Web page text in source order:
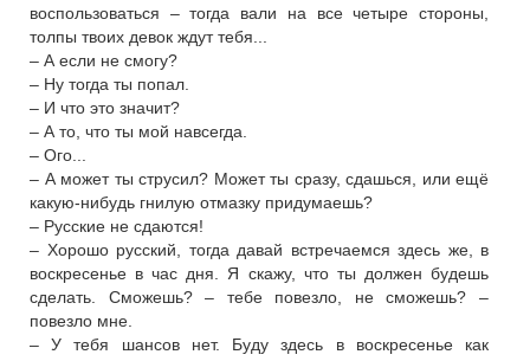
воспользоваться – тогда вали на все четыре стороны,
толпы твоих девок ждут тебя...
– А если не смогу?
– Ну тогда ты попал.
– И что это значит?
– А то, что ты мой навсегда.
– Ого...
– А может ты струсил? Может ты сразу, сдашься, или ещё
какую-нибудь гнилую отмазку придумаешь?
– Русские не сдаются!
– Хорошо русский, тогда давай встречаемся здесь же, в
воскресенье в час дня. Я скажу, что ты должен будешь
сделать. Сможешь? – тебе повезло, не сможешь? –
повезло мне.
– У тебя шансов нет. Буду здесь в воскресенье как